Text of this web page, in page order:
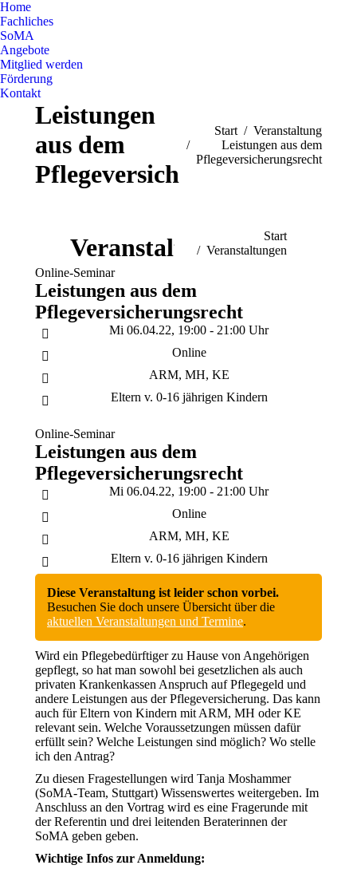
Home
Fachliches
SoMA
Angebote
Mitglied werden
Förderung
Kontakt
Leistungen
aus dem
Pflegeversicherungsrecht
Sie befinden sich hier:
Start
Veranstaltung
Leistungen aus dem
Pflegeversicherungsrecht
Veranstaltungen
Sie befinden sich hier:
Start
Veranstaltungen
Online-Seminar
Leistungen aus dem
Pflegeversicherungsrecht
Mi 06.04.22, 19:00 - 21:00 Uhr
Online
ARM, MH, KE
Eltern v. 0-16 jährigen Kindern
Online-Seminar
Leistungen aus dem
Pflegeversicherungsrecht
Mi 06.04.22, 19:00 - 21:00 Uhr
Online
ARM, MH, KE
Eltern v. 0-16 jährigen Kindern
Diese Veranstaltung ist leider schon vorbei.
Besuchen Sie doch unsere Übersicht über die
aktuellen Veranstaltungen und Termine.
Wird ein Pflegebedürftiger zu Hause von Angehörigen
gepflegt, so hat man sowohl bei gesetzlichen als auch
privaten Krankenkassen Anspruch auf Pflegegeld und
andere Leistungen aus der Pflegeversicherung. Das kann
auch für Eltern von Kindern mit ARM, MH oder KE
relevant sein. Welche Voraussetzungen müssen dafür
erfüllt sein? Welche Leistungen sind möglich? Wo stelle
ich den Antrag?
Zu diesen Fragestellungen wird Tanja Moshammer
(SoMA-Team, Stuttgart) Wissenswertes weitergeben. Im
Anschluss an den Vortrag wird es eine Fragerunde mit
der Referentin und drei leitenden Beraterinnen der
SoMA geben geben.
Wichtige Infos zur Anmeldung: